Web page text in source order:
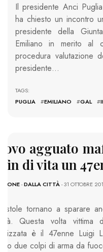
Il presidente Anci
ha chiesto un incontro
presidente della
Emiliano in merito al
procedura valutazione
presidente…
PUGLIA
#EMILIANO #GAL #
agguato
di vita un
-DALLA CITTÀ- 31 OTTOBRE
tornano a sparare
Questa volta vittima
è il 47enne Luigi
due colpi di arma da